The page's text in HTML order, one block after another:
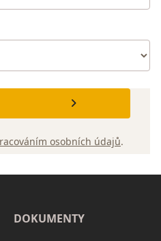
osobních údajů.
DOKUMENTY